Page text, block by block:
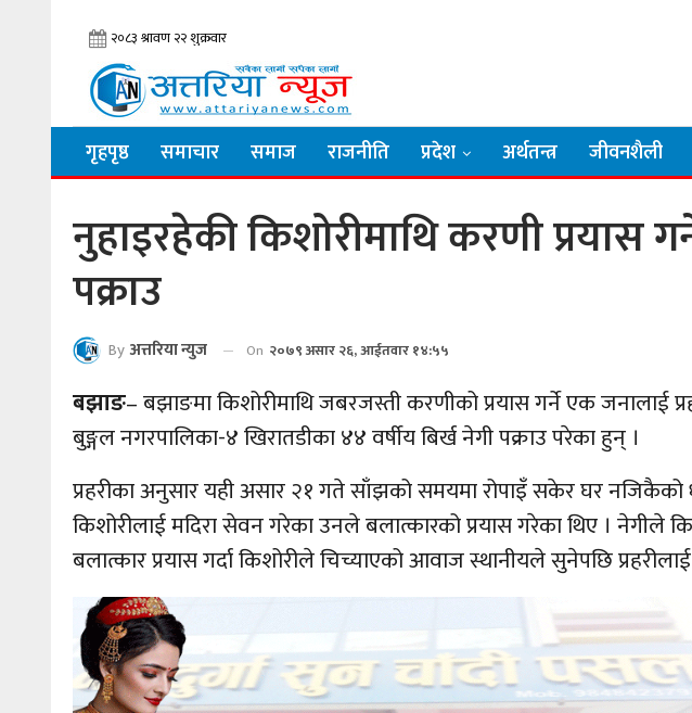
गृहपृष्ठ समाचार समाज राजनीति प्रदेश अर्थतन्त्र जीवनशैली
नुहाइरहेकी किशोरीमाथि करणी प्रयास
पक्राउ
By अत्तरिया न्युज On २०७९ असार २६, आईतवार १४:५५
बझाङ– बझाङमा किशोरीमाथि जबरजस्ती करणीको प्रयास गर्ने एक जनालाई
बुङ्गल नगरपालिका-४ खिरातडीका ४४ वर्षीय बिर्ख नेगी पक्राउ परेका हुन् ।
प्रहरीका अनुसार यही असार २१ गते साँझको समयमा रोपाइँ सकेर घर नजिकैको
किशोरीलाई मदिरा सेवन गरेका उनले बलात्कारको प्रयास गरेका थिए । नेगीले
बलात्कार प्रयास गर्दा किशोरीले चिच्याएको आवाज स्थानीयले सुनेपछि